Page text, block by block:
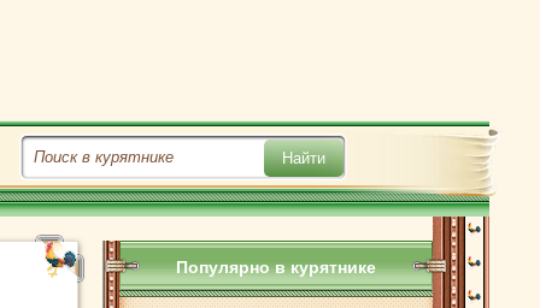
Популярно в курятнике